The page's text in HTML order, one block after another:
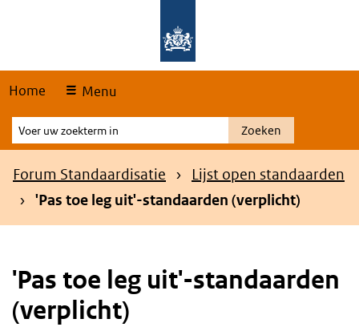
Home Menu
Voer
uw
zoekterm
Zoeken
Kruimelpad
Forum Standaardisatie
Lijst open standaarden
'Pas toe leg uit'-standaarden (verplicht)
'Pas toe leg uit'-standaarden
(verplicht)